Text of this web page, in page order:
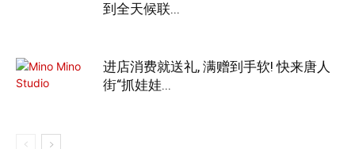
到全天候联...
进店消费就送礼, 满赠到手软! 快来唐人
街“抓娃娃...